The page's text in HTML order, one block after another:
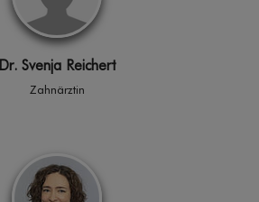
Dr. Svenja Reichert
Zahnärztin